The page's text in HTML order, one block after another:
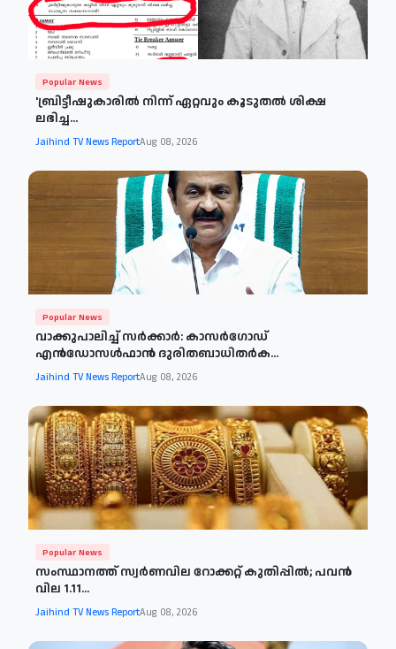
Popular News
'ബ്രിട്ടീഷുകാരില്‍ നിന്ന് ഏറ്റവും കൂടുതല്‍ ശിക്ഷ
ലഭിച്ച...
Jaihind TV News ReportAug 08, 2026
Popular News
വാക്കുപാലിച്ച് സർക്കാർ: കാസർഗോഡ്
എൻഡോസൾഫാൻ ദുരിതബാധിതർക...
Jaihind TV News ReportAug 08, 2026
Popular News
സംസ്ഥാനത്ത് സ്വർണവില റോക്കറ്റ് കുതിപ്പിൽ; പവൻ
വില 1.11...
Jaihind TV News ReportAug 08, 2026